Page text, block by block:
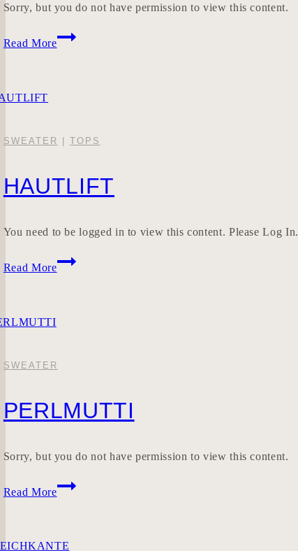
Sorry, but you do not have permission to view this content.
Read More
Teamnah
SWEATER TOPS
HAUTLIFT
You need to be logged in to view this content. Please Log In.
Read More
HAUTLIFT
SWEATER
PERLMUTTI
Sorry, but you do not have permission to view this content.
Read More
PERLMUTTI